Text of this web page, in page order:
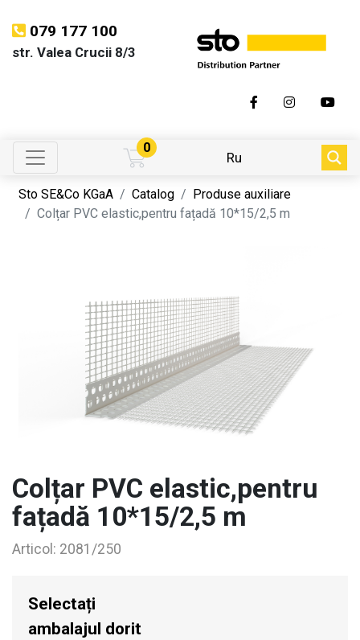
079 177 100
str. Valea Crucii 8/3
0
Ru
Sto SE&Co KGaA Catalog
Produse auxiliare
Colțar PVC elastic,pentru fațadă 10*15/2,5 m
Colțar PVC elastic,pentru
fațadă 10*15/2,5 m
Articol: 2081/250
Selectați
ambalajul dorit